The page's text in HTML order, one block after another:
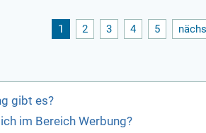
1 2 3 4 5
gibt es?
im Bereich Werbung?